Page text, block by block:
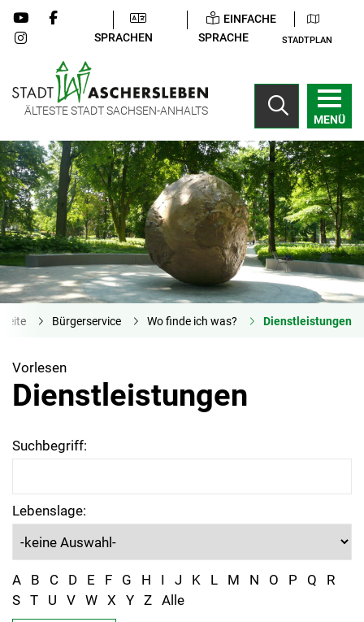
SPRACHEN
EINFACHE
SPRACHE
STADTPLAN
ÄLTESTE STADT SACHSEN-ANHALTS
MENÜ
Bürgerservice Wo finde ich was? Dienstleistungen
Vorlesen
Dienstleistungen
Suchbegriff:
Lebenslage:
A B C D E F G H I J K L M N O P Q
R
S T U V W X Y Z Alle